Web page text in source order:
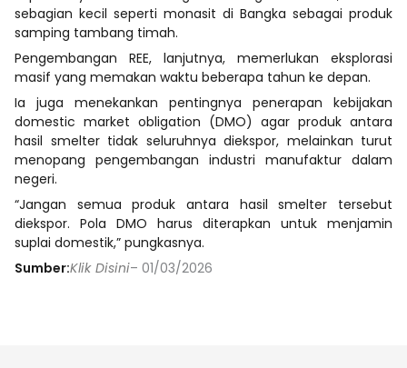
sebagian kecil seperti monasit di Bangka sebagai produk
samping tambang timah.
Pengembangan REE, lanjutnya, memerlukan eksplorasi
masif yang memakan waktu beberapa tahun ke depan.
Ia juga menekankan pentingnya penerapan kebijakan
domestic market obligation (DMO) agar produk antara
hasil smelter tidak seluruhnya diekspor, melainkan turut
menopang pengembangan industri manufaktur dalam
negeri.
“Jangan semua produk antara hasil smelter tersebut
diekspor. Pola DMO harus diterapkan untuk menjamin
suplai domestik,” pungkasnya.
Sumber:Klik Disini– 01/03/2026